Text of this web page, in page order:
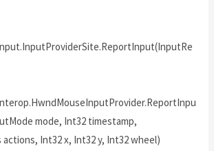
mode, Int32 timestamp,
actions, Int32 x, Int32 y, Int32 wheel)